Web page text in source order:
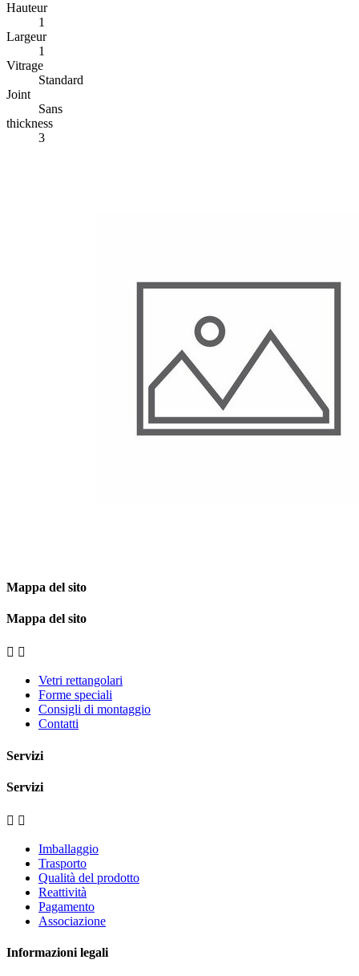
Hauteur
1
Largeur
1
Vitrage
Standard
Joint
Sans
thickness
3
Mappa del sito
Mappa del sito
 
Vetri rettangolari
Forme speciali
Consigli di montaggio
Contatti
Servizi
Servizi
 
Imballaggio
Trasporto
Qualità del prodotto
Reattività
Pagamento
Associazione
Informazioni legali